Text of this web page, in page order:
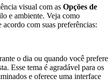
visual com as Opções de
e ambiente. Veja como
com suas preferências:
o dia ou quando você prefere
Esse tema é agradável para os
e oferece uma interface